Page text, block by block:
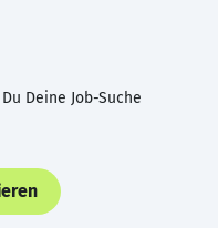
Deine Job-Suche